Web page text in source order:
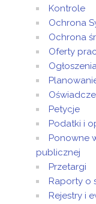
Kontrole
Ochrona
Ochrona
Oferty
Petycje
Podatki i
Ponowne
publicznej
Przetargi
Raporty o
Rejestry i